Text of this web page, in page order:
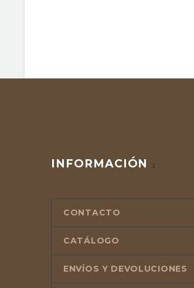
INFORMACIÓN
CONTACTO
CATÁLOGO
ENVÍOS Y DEVOLUCIONES